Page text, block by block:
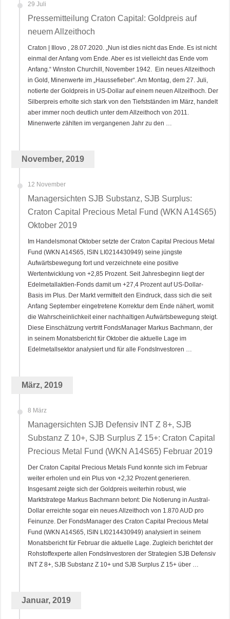
29 Juli
Pressemitteilung Craton Capital: Goldpreis auf
neuem Allzeithoch
Craton | Illovo , 28.07.2020. „Nun ist dies nicht das Ende. Es ist nicht
einmal der Anfang vom Ende. Aber es ist vielleicht das Ende vom
Anfang.“ Winston Churchill, November 1942. Ein neues Allzeithoch
in Gold, Minenwerte im „Haussefieber“. Am Montag, dem 27. Juli,
notierte der Goldpreis in US-Dollar auf einem neuen Allzeithoch. Der
Silberpreis erholte sich stark von den Tiefstständen im März, handelt
aber immer noch deutlich unter dem Allzeithoch von 2011.
Minenwerte zählten im vergangenen Jahr zu den …
November, 2019
12 November
Managersichten SJB Substanz, SJB Surplus:
Craton Capital Precious Metal Fund (WKN A14S65)
Oktober 2019
Im Handelsmonat Oktober setzte der Craton Capital Precious Metal
Fund (WKN A14S65, ISIN LI0214430949) seine jüngste
Aufwärtsbewegung fort und verzeichnete eine positive
Wertentwicklung von +2,85 Prozent. Seit Jahresbeginn liegt der
Edelmetallaktien-Fonds damit um +27,4 Prozent auf US-Dollar-
Basis im Plus. Der Markt vermittelt den Eindruck, dass sich die seit
Anfang September eingetretene Korrektur dem Ende nähert, womit
die Wahrscheinlichkeit einer nachhaltigen Aufwärtsbewegung steigt.
Diese Einschätzung vertritt FondsManager Markus Bachmann, der
in seinem Monatsbericht für Oktober die aktuelle Lage im
Edelmetallsektor analysiert und für alle FondsInvestoren …
März, 2019
8 März
Managersichten SJB Defensiv INT Z 8+, SJB
Substanz Z 10+, SJB Surplus Z 15+: Craton Capital
Precious Metal Fund (WKN A14S65) Februar 2019
Der Craton Capital Precious Metals Fund konnte sich im Februar
weiter erholen und ein Plus von +2,32 Prozent generieren.
Insgesamt zeigte sich der Goldpreis weiterhin robust, wie
Marktstratege Markus Bachmann betont: Die Notierung in Austral-
Dollar erreichte sogar ein neues Allzeithoch von 1.870 AUD pro
Feinunze. Der FondsManager des Craton Capital Precious Metal
Fund (WKN A14S65, ISIN LI0214430949) analysiert in seinem
Monatsbericht für Februar die aktuelle Lage. Zugleich berichtet der
Rohstoffexperte allen FondsInvestoren der Strategien SJB Defensiv
INT Z 8+, SJB Substanz Z 10+ und SJB Surplus Z 15+ über …
Januar, 2019